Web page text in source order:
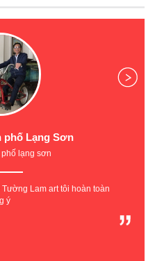
phố Lạng Sơn
lạng sơn
Lam art tôi hoàn toàn
ý